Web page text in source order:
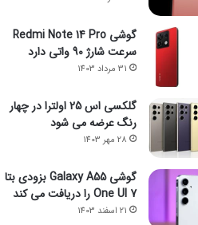
گوشی Redmi Note 14 Pro
سرعت شارژ 90 واتی دارد
31 مرداد 1403
گلکسی اس 25 اولترا در چهار
رنگ عرضه می شود
28 مهر 1403
گوشی Galaxy A55 بزودی بتا
One UI 7 را دریافت می کند
21 اسفند 1403